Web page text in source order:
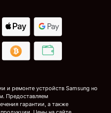
и ремонте устройств Samsung но
Предоставляем
гарантии, а также